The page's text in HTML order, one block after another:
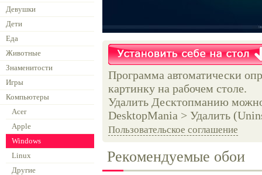
Девушки
Дети
Еда
Животные
Знаменитости
Игры
Компьютеры
Acer
Apple
Windows
Linux
Другие
Программа автоматически
картинку на рабочем столе.
Удалить Десктопманию
DesktopMania > Удалить
Пользовательское соглашение
Рекомендуемые обои